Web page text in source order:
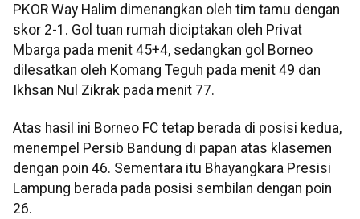
PKOR Way Halim dimenangkan oleh tim tamu dengan
skor 2-1. Gol tuan rumah diciptakan oleh Privat
Mbarga pada menit 45+4, sedangkan gol Borneo
dilesatkan oleh Komang Teguh pada menit 49 dan
Ikhsan Nul Zikrak pada menit 77.
Atas hasil ini Borneo FC tetap berada di posisi kedua,
menempel Persib Bandung di papan atas klasemen
dengan poin 46. Sementara itu Bhayangkara Presisi
Lampung berada pada posisi sembilan dengan poin
26.